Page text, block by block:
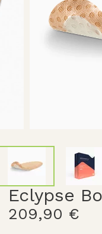
Eclypse
209,90 €